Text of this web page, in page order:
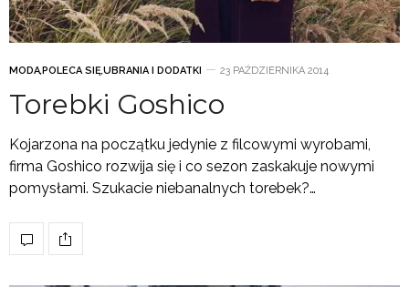
MODA,POLECA SIĘ,UBRANIA I DODATKI 23 PAŹDZIERNIKA 2014
Torebki Goshico
Kojarzona na początku jedynie z filcowymi wyrobami,
firma Goshico rozwija się i co sezon zaskakuje nowymi
pomysłami. Szukacie niebanalnych torebek?…